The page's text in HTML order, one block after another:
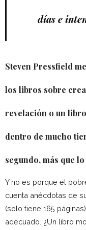
días e
Steven Pressfield
los libros sobre
revelación o un
dentro de mucho
segundo, más que
Y no es porque el
cuenta anécdotas de
(solo tiene 165
adecuado. ¿Un libro